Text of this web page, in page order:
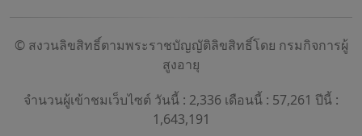
© สงวนลิขสิทธิ์ตามพระราชบัญญัติลิขสิทธิ์โดย กรมกิจการผู้
สูงอายุ
จำนวนผู้เข้าชมเว็บไซต์ วันนี้ : 2,336 เดือนนี้ : 57,261 ปีนี้ :
1,643,191